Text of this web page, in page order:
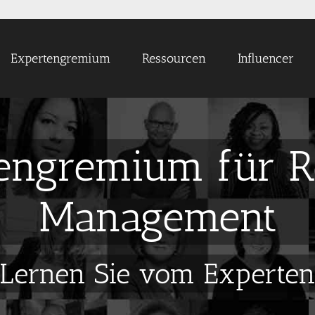
Expertengremium Ressourcen Influencer
für
Management
Lernen Sie vom Experten